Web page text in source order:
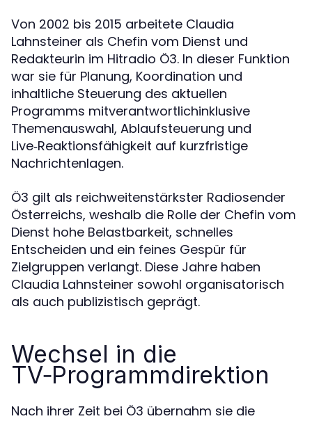
Von 2002 bis 2015 arbeitete Claudia
Lahnsteiner als Chefin vom Dienst und
Redakteurin im Hitradio Ö3. In dieser Funktion
war sie für Planung, Koordination und
inhaltliche Steuerung des aktuellen
Programms mitverantwortlichinklusive
Themenauswahl, Ablaufsteuerung und
Live‑Reaktionsfähigkeit auf kurzfristige
Nachrichtenlagen.
Ö3 gilt als reichweitenstärkster Radiosender
Österreichs, weshalb die Rolle der Chefin vom
Dienst hohe Belastbarkeit, schnelles
Entscheiden und ein feines Gespür für
Zielgruppen verlangt. Diese Jahre haben
Claudia Lahnsteiner sowohl organisatorisch
als auch publizistisch geprägt.
Wechsel in die
TV‑Programmdirektion
Nach ihrer Zeit bei Ö3 übernahm sie die